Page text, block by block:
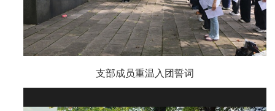
支部成员重温入团誓词